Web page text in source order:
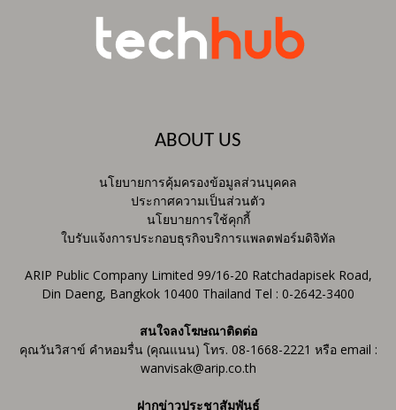
ABOUT US
นโยบายการคุ้มครองข้อมูลส่วนบุคคล
ประกาศความเป็นส่วนตัว
นโยบายการใช้คุกกี้
ใบรับแจ้งการประกอบธุรกิจบริการแพลตฟอร์มดิจิทัล
ARIP Public Company Limited 99/16-20 Ratchadapisek Road,
Din Daeng, Bangkok 10400 Thailand Tel : 0-2642-3400
สนใจลงโฆษณาติดต่อ
คุณวันวิสาข์ คำหอมรื่น (คุณแนน) โทร. 08-1668-2221 หรือ email :
wanvisak@arip.co.th
ฝากข่าวประชาสัมพันธ์